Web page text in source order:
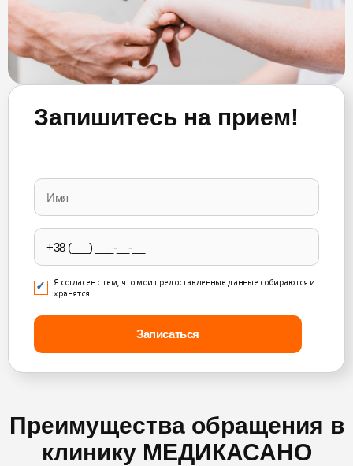
Запишитесь на прием!
leave
this
field
empty.
Я согласен с тем, что мои предоставленные данные собираются и
хранятся.
Преимущества обращения в
клинику МЕДИКАСАНО